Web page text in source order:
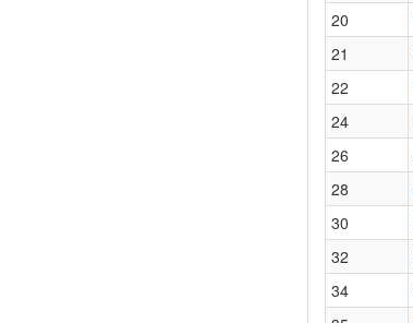
20
21
22
24
26
28
30
32
34